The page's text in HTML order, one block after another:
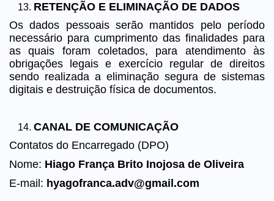
RETENÇÃO E ELIMINAÇÃO DE DADOS
Os dados pessoais serão mantidos pelo período
necessário para cumprimento das finalidades para
as quais foram coletados, para atendimento às
obrigações legais e exercício regular de direitos
sendo realizada a eliminação segura de sistemas
digitais e destruição física de documentos.
CANAL DE COMUNICAÇÃO
Contatos do Encarregado (DPO)
Nome: Hiago França Brito Inojosa de Oliveira
E-mail: hyagofranca.adv@gmail.com